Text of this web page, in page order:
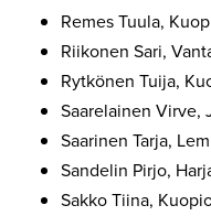
Remes Tuula,
Riikonen Sari,
Rytkönen Tuija,
Saarelainen Virve,
Saarinen Tarja,
Sandelin Pirjo,
Sakko Tiina,